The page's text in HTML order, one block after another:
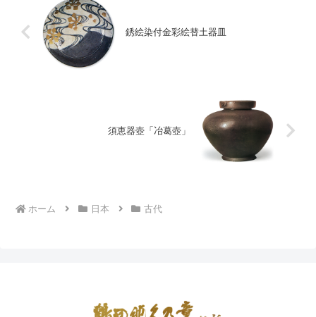
銹絵染付金彩絵替土器皿
須恵器壺「冶葛壺」
ホーム 日本 古代